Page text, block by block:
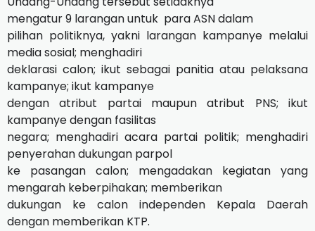
mengatur 9 larangan untuk para ASN dalam
pilihan politiknya, yakni larangan kampanye melalui
media sosial; menghadiri
deklarasi calon; ikut sebagai panitia atau pelaksana
kampanye; ikut kampanye
dengan atribut partai maupun atribut PNS; ikut
kampanye dengan fasilitas
negara; menghadiri acara partai politik; menghadiri
penyerahan dukungan parpol
ke pasangan calon; mengadakan kegiatan yang
mengarah keberpihakan; memberikan
dukungan ke calon independen Kepala Daerah
dengan memberikan KTP.